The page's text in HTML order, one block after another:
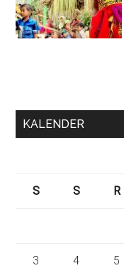
KALENDER
S
S R
3 4 5